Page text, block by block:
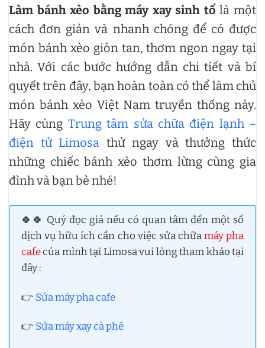
Làm bánh xèo bằng máy xay sinh tố là một
cách đơn giản và nhanh chóng để có được
món bánh xèo giòn tan, thơm ngon ngay tại
nhà. Với các bước hướng dẫn chi tiết và bí
quyết trên đây, bạn hoàn toàn có thể làm chủ
món bánh xèo Việt Nam truyền thống này.
Hãy cùng Trung tâm sửa chữa điện lạnh –
điện tử Limosa thử ngay và thưởng thức
những chiếc bánh xèo thơm lừng cùng gia
đình và bạn bè nhé!
🍀🍀 Quý đọc giả nếu có quan tâm đến một số
dịch vụ hữu ích cần cho việc sửa chữamáy pha
cafecủa mình tại Limosa vui lòng tham khảo tại
đây :
👉 Sửa máy pha cafe
👉 Sửa máy xay cà phê